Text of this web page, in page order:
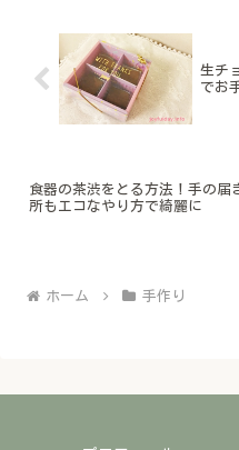
生チ
でお
食器の茶渋をとる方法！手の届
所もエコなやり方で綺麗に
ホーム 手作り